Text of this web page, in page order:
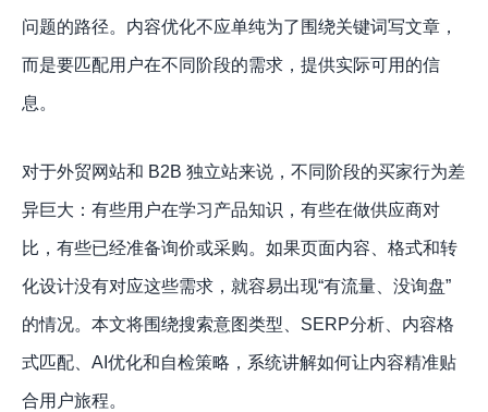
问题的路径。内容优化不应单纯为了围绕关键词写文章，
而是要匹配用户在不同阶段的需求，提供实际可用的信
息。
对于外贸网站和 B2B 独立站来说，不同阶段的买家行为差
异巨大：有些用户在学习产品知识，有些在做供应商对
比，有些已经准备询价或采购。如果页面内容、格式和转
化设计没有对应这些需求，就容易出现“有流量、没询盘”
的情况。本文将围绕搜索意图类型、SERP分析、内容格
式匹配、AI优化和自检策略，系统讲解如何让内容精准贴
合用户旅程。